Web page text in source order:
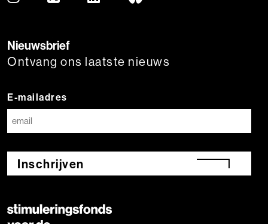
Nieuwsbrief
Ontvang ons laatste nieuws
E-mailadres
Inschrijven